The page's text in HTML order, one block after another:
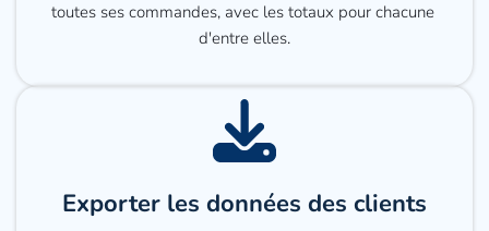
toutes ses commandes, avec les totaux pour chacune
d'entre elles.
Exporter les données des clients